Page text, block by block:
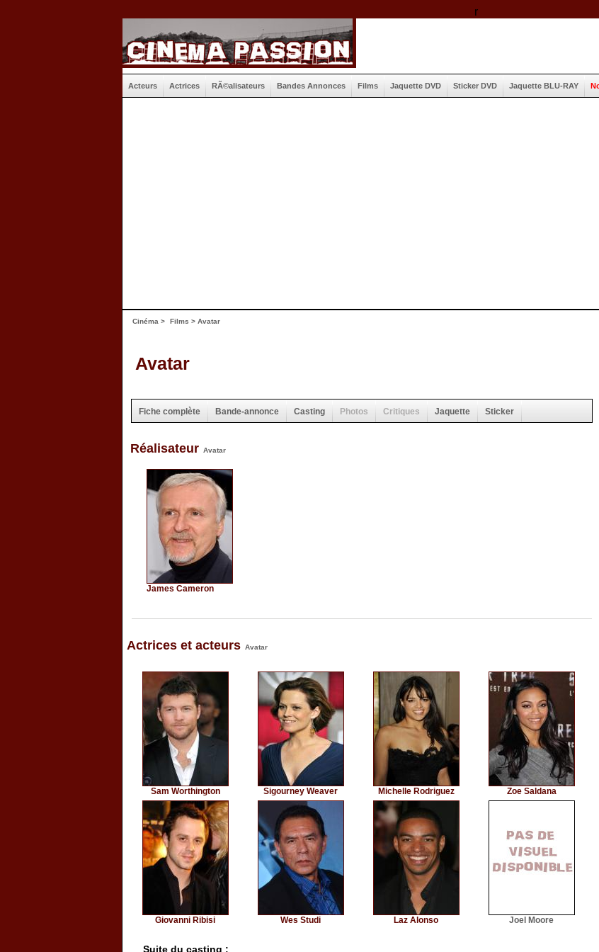
r
Acteurs Actrices RÃ©alisateurs Bandes Annonces Films Jaquette DVD Sticker DVD Jaquette BLU-RAY
Cinéma > Films > Avatar
Avatar
Fiche complète Bande-annonce Casting Photos Critiques Jaquette Sticker
Réalisateur Avatar
James Cameron
Actrices et acteurs Avatar
Sam Worthington Sigourney Weaver Michelle Rodriguez Zoe Saldana
Giovanni Ribisi Wes Studi Laz Alonso Joel Moore
Suite du casting :